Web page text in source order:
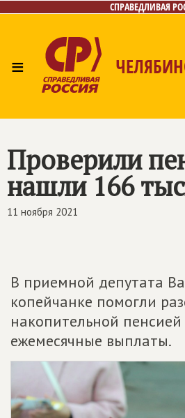
СПРАВЕДЛИВАЯ
≡
Проверили
нашли 166
11 ноября 2021
В приемной депутата
копейчанке помогли
накопительной
ежемесячные выплаты.